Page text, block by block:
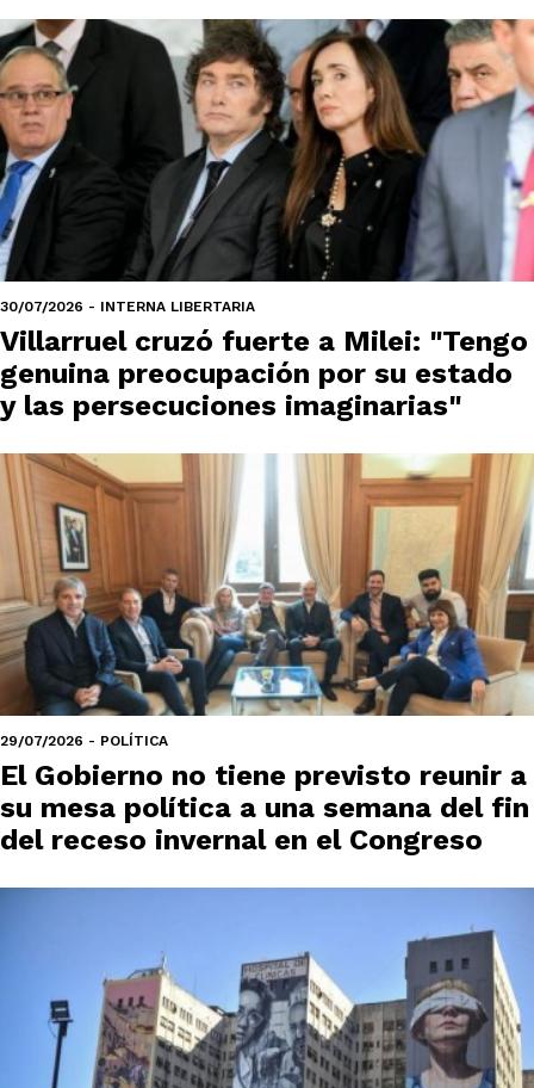
30/07/2026 - INTERNA LIBERTARIA
Villarruel cruzó fuerte a Milei: "Tengo
genuina preocupación por su estado
y las persecuciones imaginarias"
29/07/2026 - POLÍTICA
El Gobierno no tiene previsto reunir a
su mesa política a una semana del fin
del receso invernal en el Congreso